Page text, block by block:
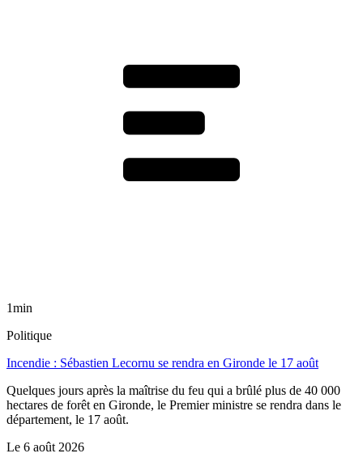
1min
Politique
Incendie : Sébastien Lecornu se rendra en Gironde le 17 août
Quelques jours après la maîtrise du feu qui a brûlé plus de 40 000
hectares de forêt en Gironde, le Premier ministre se rendra dans le
département, le 17 août.
Le 6 août 2026